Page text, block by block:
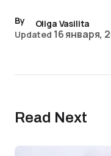
By
Oliga Vasilita
Updated 16 января,
Read Next